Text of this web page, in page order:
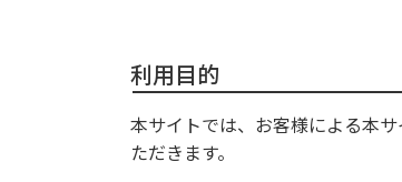
利用目的
本サイトでは、お客様による本
ただきます。